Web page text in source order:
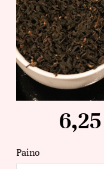
6,25
Paino